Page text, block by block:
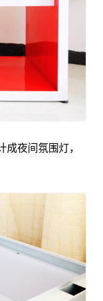
夜间氛围灯，